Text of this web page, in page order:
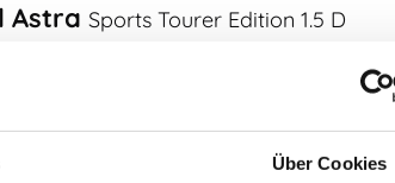
Über Cookies
Astra Sports Tourer Edition 1.5 D
€
zzgl Mwst
+24,90€
optional Wartung & Verschleiß